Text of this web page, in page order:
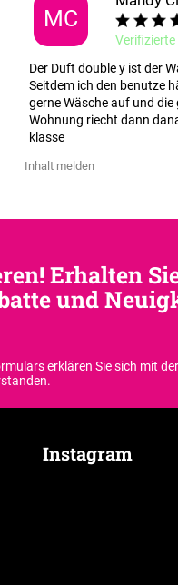
MC
Der Duft double y ist der
Seitdem ich den benutze
gerne Wäsche auf und die
Wohnung riecht dann
klasse
Inhalt melden
Erhalten
und
erklären Sie sich mit
Instagram